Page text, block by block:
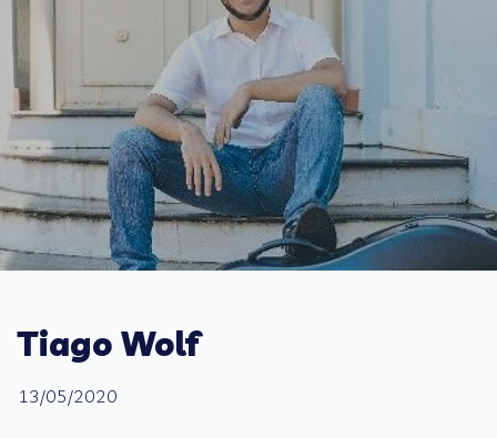
Tiago Wolf
13/05/2020